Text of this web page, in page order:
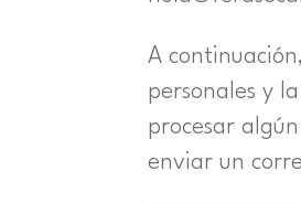
A
personales y
procesar
enviar un